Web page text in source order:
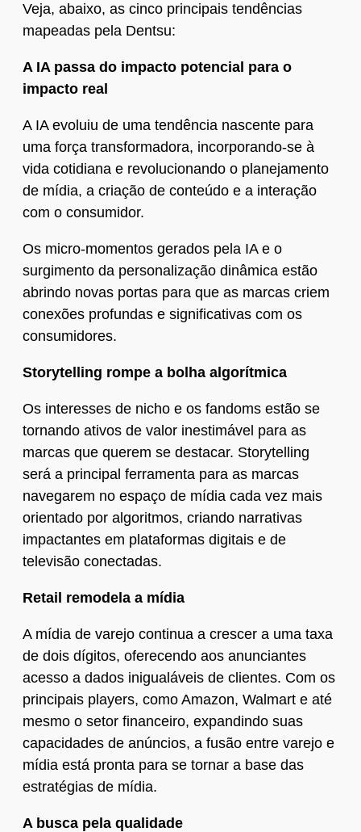
Veja, abaixo, as cinco principais tendências
mapeadas pela Dentsu:
A IA passa do impacto potencial para o
impacto real
A IA evoluiu de uma tendência nascente para
uma força transformadora, incorporando-se à
vida cotidiana e revolucionando o planejamento
de mídia, a criação de conteúdo e a interação
com o consumidor.
Os micro-momentos gerados pela IA e o
surgimento da personalização dinâmica estão
abrindo novas portas para que as marcas criem
conexões profundas e significativas com os
consumidores.
Storytelling rompe a bolha algorítmica
Os interesses de nicho e os fandoms estão se
tornando ativos de valor inestimável para as
marcas que querem se destacar. Storytelling
será a principal ferramenta para as marcas
navegarem no espaço de mídia cada vez mais
orientado por algoritmos, criando narrativas
impactantes em plataformas digitais e de
televisão conectadas.
Retail remodela a mídia
A mídia de varejo continua a crescer a uma taxa
de dois dígitos, oferecendo aos anunciantes
acesso a dados inigualáveis de clientes. Com os
principais players, como Amazon, Walmart e até
mesmo o setor financeiro, expandindo suas
capacidades de anúncios, a fusão entre varejo e
mídia está pronta para se tornar a base das
estratégias de mídia.
A busca pela qualidade